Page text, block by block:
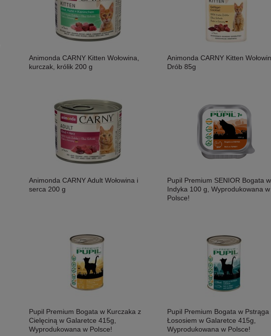
Animonda CARNY Kitten Wołowina,
kurczak, królik 200 g
Animonda CARNY Kitten
Drób 85g
Animonda CARNY Adult Wołowina i
serca 200 g
Pupil Premium SENIOR Bogata w
Indyka 100 g, Wyprodukowana w
Polsce!
Pupil Premium Bogata w Kurczaka z
Cielęciną w Galaretce 415g,
Wyprodukowana w Polsce!
Pupil Premium Bogata w Pstrąga
Łososiem w Galaretce 415g,
Wyprodukowana w Polsce!